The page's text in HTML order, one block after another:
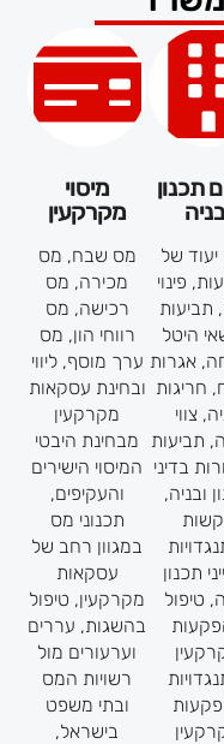
תכנון
יעוד של
פינוי
תביעות
היטל
אגרות
חריגות
צווי
תביעות
בדיני
ובניה,
תכנון
טיפול
מיסוי
מקרקעין
מס שבח, מס
מכירה, מס
רכישה, מס
רווחי הון, מס
ערך מוסף, ליווי
ובחינת עסקאות
מקרקעין
מבחינת היבטי
המיסוי הישירים
והעקיפים,
תכנוני מס
במגוון רחב של
עסקאות
מקרקעין, טיפול
בהשגות, עררים
וערעורים מול
רשויות המס
ובתי משפט
בישראל,